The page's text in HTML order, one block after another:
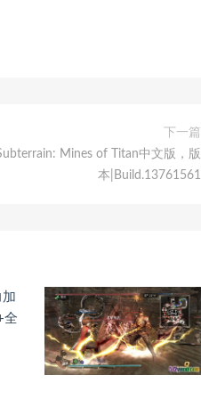
下一篇
Mines of Titan中文版，版
本|Build.13761561